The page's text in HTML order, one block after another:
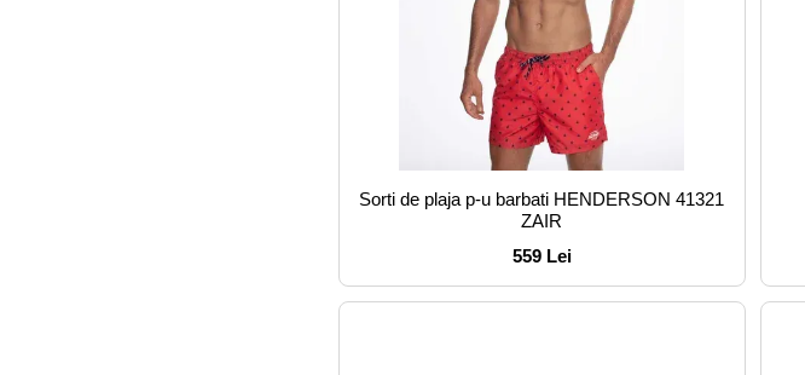
Sorti de plaja p-u barbati HENDERSON 41321
ZAIR
559 Lei